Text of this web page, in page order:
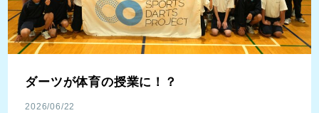
ダーツが体育の授業に！？
2026/06/22